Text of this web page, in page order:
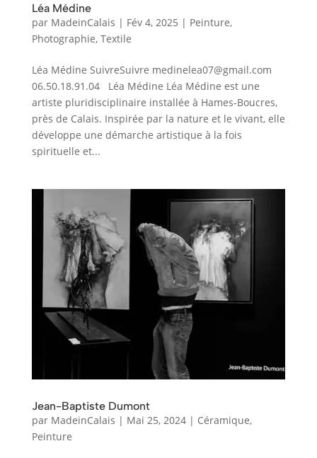
Léa Médine
par MadeinCalais | Fév 4, 2025 | Peinture,
Photographie, Textile
Léa Médine SuivreSuivre medinelea07@gmail.com
06.50.18.91.04 Léa Médine Léa Médine est une
artiste pluridisciplinaire installée à Hames-Boucres,
près de Calais. Inspirée par la nature et le vivant, elle
développe une démarche artistique à la fois
spirituelle et...
Jean-Baptiste Dumont
par MadeinCalais | Mai 25, 2024| Céramique,
Peinture